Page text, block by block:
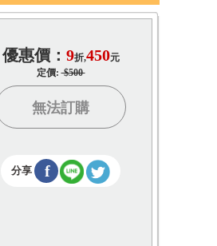
優惠價： 9折,450元
定價:$500
無法訂購
分享 f